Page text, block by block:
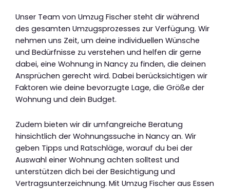
Unser Team von Umzug Fischer steht dir während
des gesamten Umzugsprozesses zur Verfügung. Wir
nehmen uns Zeit, um deine individuellen Wünsche
und Bedürfnisse zu verstehen und helfen dir gerne
dabei, eine Wohnung in Nancy zu finden, die deinen
Ansprüchen gerecht wird. Dabei berücksichtigen wir
Faktoren wie deine bevorzugte Lage, die Größe der
Wohnung und dein Budget.
Zudem bieten wir dir umfangreiche Beratung
hinsichtlich der Wohnungssuche in Nancy an. Wir
geben Tipps und Ratschläge, worauf du bei der
Auswahl einer Wohnung achten solltest und
unterstützen dich bei der Besichtigung und
Vertragsunterzeichnung. Mit Umzug Fischer aus Essen